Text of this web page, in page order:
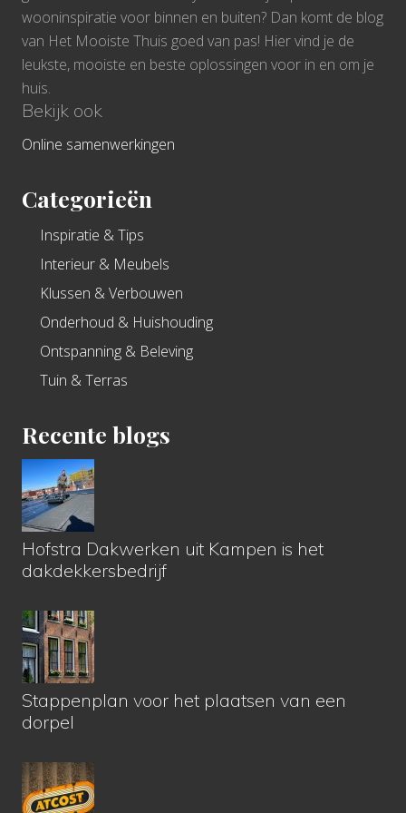
wooninspiratie voor binnen en buiten? Dan komt de blog
van Het Mooiste Thuis goed van pas! Hier vind je de
leukste, mooiste en beste oplossingen voor in en om je
huis.
Bekijk ook
Online samenwerkingen
Categorieën
Inspiratie & Tips
Interieur & Meubels
Klussen & Verbouwen
Onderhoud & Huishouding
Ontspanning & Beleving
Tuin & Terras
Recente blogs
Hofstra Dakwerken uit Kampen is het
dakdekkersbedrijf
Stappenplan voor het plaatsen van een
dorpel